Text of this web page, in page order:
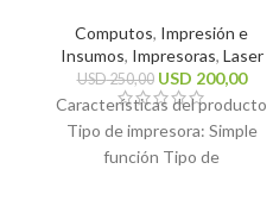
Computos, Impresión e
Insumos, Impresoras, Laser
USD250,00 USD 200,00
Características del producto
Tipo de impresora: Simple
función Tipo de